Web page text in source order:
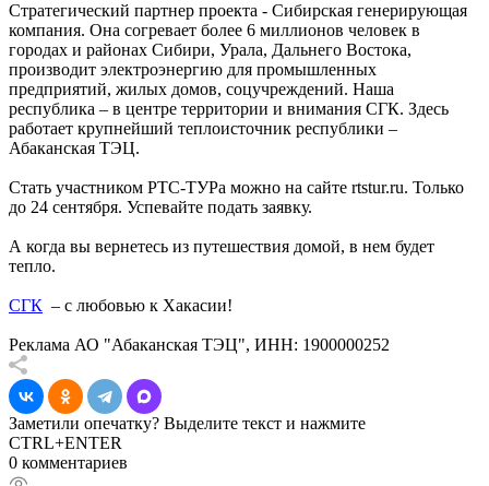
Стратегический партнер проекта - Сибирская генерирующая
компания. Она согревает более 6 миллионов человек в
городах и районах Сибири, Урала, Дальнего Востока,
производит электроэнергию для промышленных
предприятий, жилых домов, соцучреждений. Наша
республика – в центре территории и внимания СГК. Здесь
работает крупнейший теплоисточник республики –
Абаканская ТЭЦ.
Стать участником РТС-ТУРа можно на сайте rtstur.ru. Только
до 24 сентября. Успевайте подать заявку.
А когда вы вернетесь из путешествия домой, в нем будет
тепло.
СГК – с любовью к Хакасии!
Реклама АО "Абаканская ТЭЦ", ИНН: 1900000252
Заметили опечатку? Выделите текст и нажмите
CTRL+ENTER
0 комментариев